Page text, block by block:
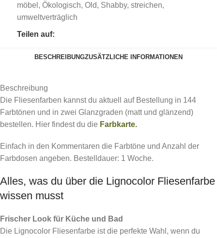
möbel , Ökologisch, Old, Shabby, streichen,
umweltverträglich
Teilen auf:
BESCHREIBUNGZUSÄTZLICHE INFORMATIONEN
Beschreibung
Die Fliesenfarben kannst du aktuell auf Bestellung in 144
Farbtönen und in zwei Glanzgraden (matt und glänzend)
bestellen. Hier findest du die Farbkarte.
Einfach in den Kommentaren die Farbtöne und Anzahl der
Farbdosen angeben. Bestelldauer: 1 Woche.
Alles, was du über die Lignocolor Fliesenfarbe
wissen musst
Frischer Look für Küche und Bad
Die Lignocolor Fliesenfarbe ist die perfekte Wahl, wenn du